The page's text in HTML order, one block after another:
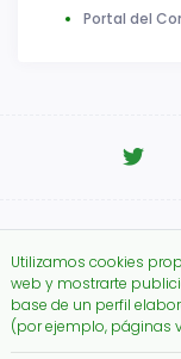
Portal del
Colegio
Utilizamos cookies
web y mostrarte
base de un perfil
(por ejemplo, páginas